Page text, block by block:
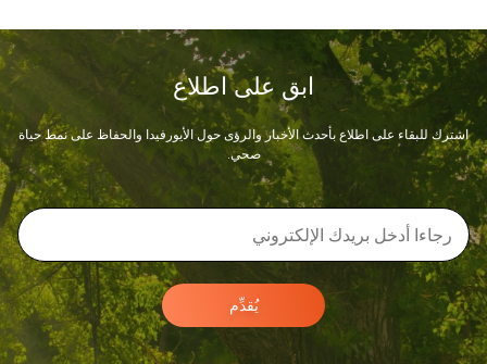
ابق على اطلاع
اشترك للبقاء على اطلاع بأحدث الأخبار والرؤى حول الأيورفيدا والحفاظ على نمط حياة
صحي.
يُقدِّم